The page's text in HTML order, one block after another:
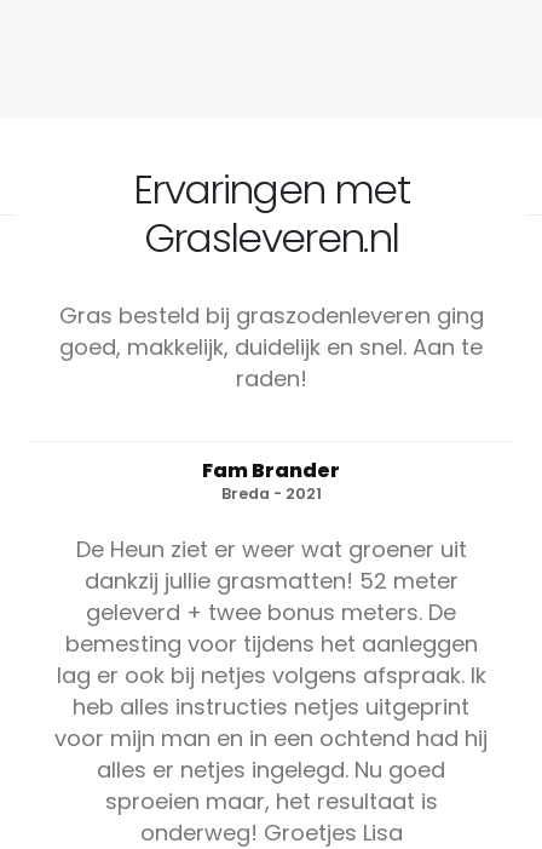
Ervaringen met
Grasleveren.nl
Gras besteld bij graszodenleveren ging
goed, makkelijk, duidelijk en snel. Aan te
raden!
Fam Brander
Breda - 2021
De Heun ziet er weer wat groener uit
dankzij jullie grasmatten! 52 meter
geleverd + twee bonus meters. De
bemesting voor tijdens het aanleggen
lag er ook bij netjes volgens afspraak. Ik
heb alles instructies netjes uitgeprint
voor mijn man en in een ochtend had hij
alles er netjes ingelegd. Nu goed
sproeien maar, het resultaat is
onderweg! Groetjes Lisa